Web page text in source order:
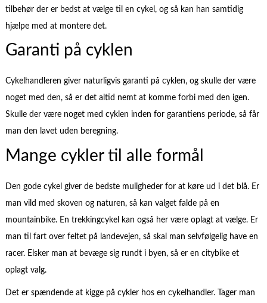
tilbehør der er bedst at vælge til en cykel, og så kan han samtidig
hjælpe med at montere det.
Garanti på cyklen
Cykelhandleren giver naturligvis garanti på cyklen, og skulle der være
noget med den, så er det altid nemt at komme forbi med den igen.
Skulle der være noget med cyklen inden for garantiens periode, så får
man den lavet uden beregning.
Mange cykler til alle formål
Den gode cykel giver de bedste muligheder for at køre ud i det blå. Er
man vild med skoven og naturen, så kan valget falde på en
mountainbike. En trekkingcykel kan også her være oplagt at vælge. Er
man til fart over feltet på landevejen, så skal man selvfølgelig have en
racer. Elsker man at bevæge sig rundt i byen, så er en citybike et
oplagt valg.
Det er spændende at kigge på cykler hos en cykelhandler. Tager man